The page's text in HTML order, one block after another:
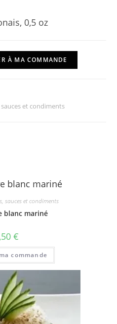
0,5 oz
À MA COMMANDE
et condiments
sauces et condiments
blanc mariné
€
commande